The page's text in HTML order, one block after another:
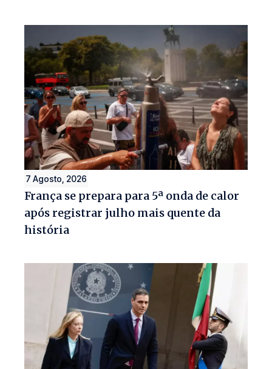
7 Agosto, 2026
França se prepara para 5ª onda de calor
após registrar julho mais quente da
história